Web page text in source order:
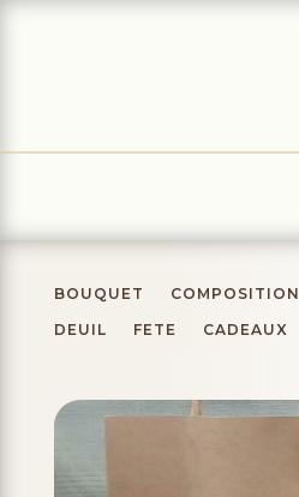
BOUQUET COMPOSITION
DEUIL
FETE CADEAUX